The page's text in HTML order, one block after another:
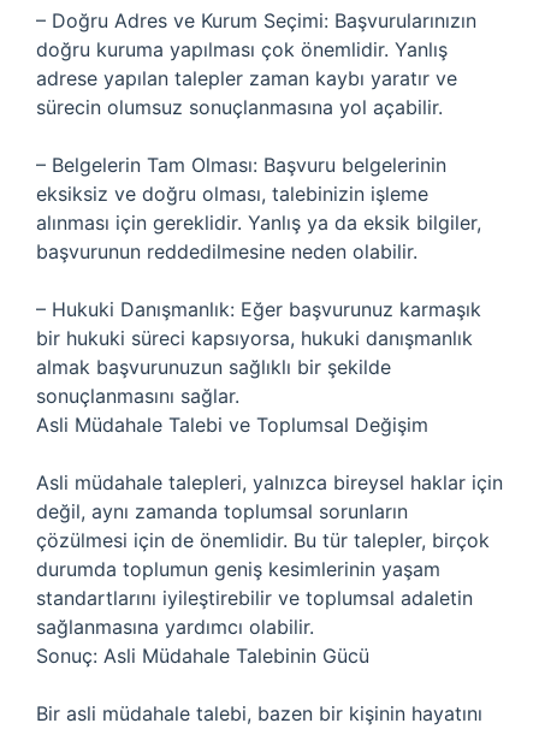
– Doğru Adres ve Kurum Seçimi: Başvurularınızın
doğru kuruma yapılması çok önemlidir. Yanlış
adrese yapılan talepler zaman kaybı yaratır ve
sürecin olumsuz sonuçlanmasına yol açabilir.
– Belgelerin Tam Olması: Başvuru belgelerinin
eksiksiz ve doğru olması, talebinizin işleme
alınması için gereklidir. Yanlış ya da eksik bilgiler,
başvurunun reddedilmesine neden olabilir.
– Hukuki Danışmanlık: Eğer başvurunuz karmaşık
bir hukuki süreci kapsıyorsa, hukuki danışmanlık
almak başvurunuzun sağlıklı bir şekilde
sonuçlanmasını sağlar.
Asli Müdahale Talebi ve Toplumsal Değişim
Asli müdahale talepleri, yalnızca bireysel haklar için
değil, aynı zamanda toplumsal sorunların
çözülmesi için de önemlidir. Bu tür talepler, birçok
durumda toplumun geniş kesimlerinin yaşam
standartlarını iyileştirebilir ve toplumsal adaletin
sağlanmasına yardımcı olabilir.
Sonuç: Asli Müdahale Talebinin Gücü
Bir asli müdahale talebi, bazen bir kişinin hayatını